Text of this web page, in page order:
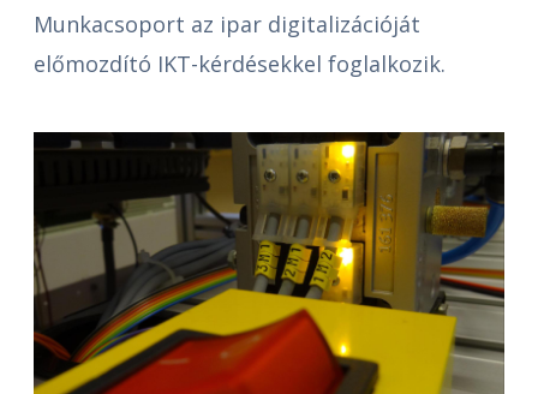
Munkacsoport az ipar digitalizációját
előmozdító IKT-kérdésekkel foglalkozik.